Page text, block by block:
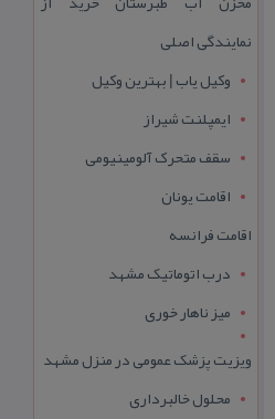
نمایندگی اصلی
وکیل یاب | بهترین وکیل
ایمپلنت شیراز
سقف متحرک آلومینیومی
اقامت یونان
اقامت فرانسه
درب اتوماتیک مشهد
میز ناهار خوری
ویزیت پزشک عمومی در منزل مشهد
محلول خالبرداری